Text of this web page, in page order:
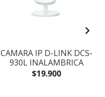
CAMARA IP D-LINK DCS-
930L INALAMBRICA
$19.900